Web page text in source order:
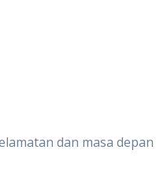
dan masa depan